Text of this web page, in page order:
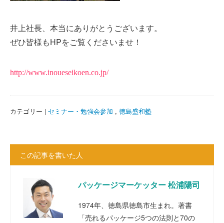
井上社長、本当にありがとうございます。
ぜひ皆様もHPをご覧くださいませ！
http://www.inoueseikoen.co.jp/
カテゴリー | セミナー・勉強会参加 , 徳島盛和塾
この記事を書いた人
パッケージマーケッター 松浦陽司
1974年、徳島県徳島市生まれ。著書
「売れるパッケージ5つの法則と70の